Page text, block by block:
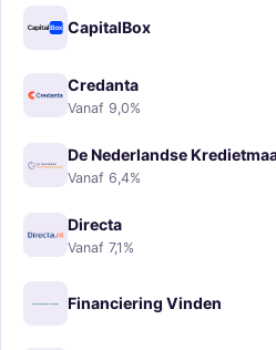
CapitalBox
Credanta
Vanaf 9,0%
De Nederlandse
Vanaf 6,4%
Directa
Vanaf 7,1%
Financiering Vinden